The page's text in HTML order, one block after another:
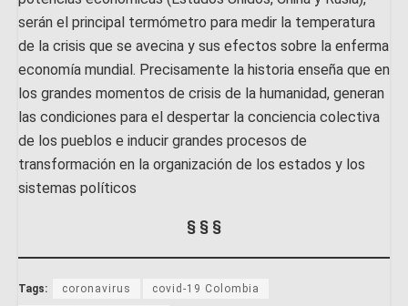
serán el principal termómetro para medir la temperatura
de la crisis que se avecina y sus efectos sobre la enferma
economía mundial. Precisamente la historia enseña que en
los grandes momentos de crisis de la humanidad, generan
las condiciones para el despertar la conciencia colectiva
de los pueblos e inducir grandes procesos de
transformación en la organización de los estados y los
sistemas políticos
§ § §
Tags: coronavirus covid-19 Colombia